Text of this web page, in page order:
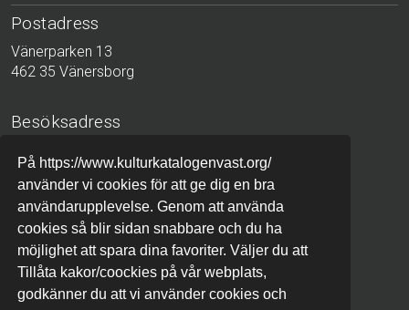
På https://www.kulturkatalogenvast.org/
använder vi cookies för att ge dig en bra
användarupplevelse. Genom att använda
cookies så blir sidan snabbare och du ha
möjlighet att spara dina favoriter. Väljer du att
Tillåta kakor/coockies på vår webplats,
godkänner du att vi använder cookies och
Postadress
Vänerparken 13
462 35 Vänersborg
Besöksadress
411 04 Göteborg
Telefon
010-441 42 00 (växel)
E-post